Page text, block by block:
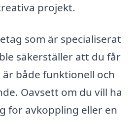
projekt.
som är specialiserat
säkerställer att du får
både funktionell och
Oavsett om du vill ha
för avkoppling eller en